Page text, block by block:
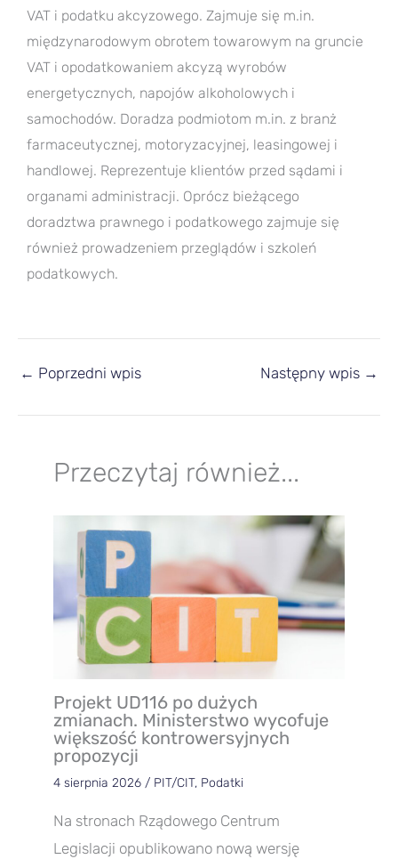
VAT i podatku akcyzowego. Zajmuje się m.in.
międzynarodowym obrotem towarowym na gruncie
VAT i opodatkowaniem akcyzą wyrobów
energetycznych, napojów alkoholowych i
samochodów. Doradza podmiotom m.in. z branż
farmaceutycznej, motoryzacyjnej, leasingowej i
handlowej. Reprezentuje klientów przed sądami i
organami administracji. Oprócz bieżącego
doradztwa prawnego i podatkowego zajmuje się
również prowadzeniem przeglądów i szkoleń
podatkowych.
← Poprzedni wpis Następny wpis →
Przeczytaj również...
Projekt UD116 po dużych
zmianach. Ministerstwo wycofuje
większość kontrowersyjnych
propozycji
4 sierpnia 2026 / PIT/CIT, Podatki
Na stronach Rządowego Centrum
Legislacji opublikowano nową wersję